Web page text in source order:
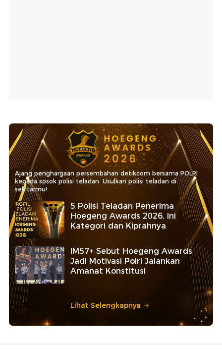
Ajang penghargaan persembahan detikcom bersama POLRI
kepada sosok polisi teladan. Usulkan polisi teladan di
sekitarmu!
5 Polisi Teladan Penerima
Hoegeng Awards 2026, Ini
Kategori dan Kiprahnya
IM57+ Sebut Hoegeng Awards
Jadi Motivasi Polri Jalankan
Amanat Konstitusi
Lihat Selengkapnya